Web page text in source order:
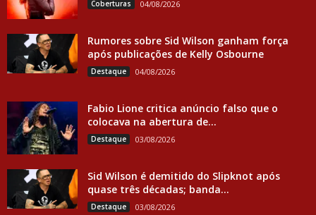
Coberturas 04/08/2026
Rumores sobre Sid Wilson ganham força
após publicações de Kelly Osbourne
Destaque 04/08/2026
Fabio Lione critica anúncio falso que o
colocava na abertura de...
Destaque 03/08/2026
Sid Wilson é demitido do Slipknot após
quase três décadas; banda...
Destaque 03/08/2026